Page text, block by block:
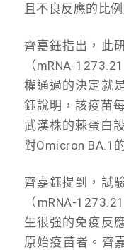
且不良反應的比
齊嘉鈺指出，此
（mRNA-
權通過的決定就
鈺說明，該疫苗
武漢株的棘蛋白
對Omicron BA.1
齊嘉鈺提到，試
（mRNA-
生很強的免疫反
原始疫苗者。齊